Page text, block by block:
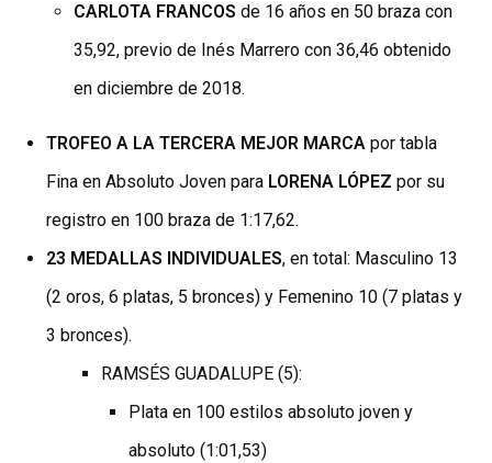
CARLOTA FRANCOSde 16 años en 50 braza con
35,92, previo de Inés Marrero con 36,46 obtenido
en diciembre de 2018.
TROFEO A LA TERCERA MEJOR MARCA por tabla
Fina en Absoluto Joven para LORENA LÓPEZ por su
registro en 100 braza de 1:17,62.
23 MEDALLAS INDIVIDUALES, en total: Masculino 13
(2 oros, 6 platas, 5 bronces) y Femenino 10 (7 platas y
3 bronces).
RAMSÉS GUADALUPE (5):
Plata en 100 estilos absoluto joven y
absoluto (1:01,53)